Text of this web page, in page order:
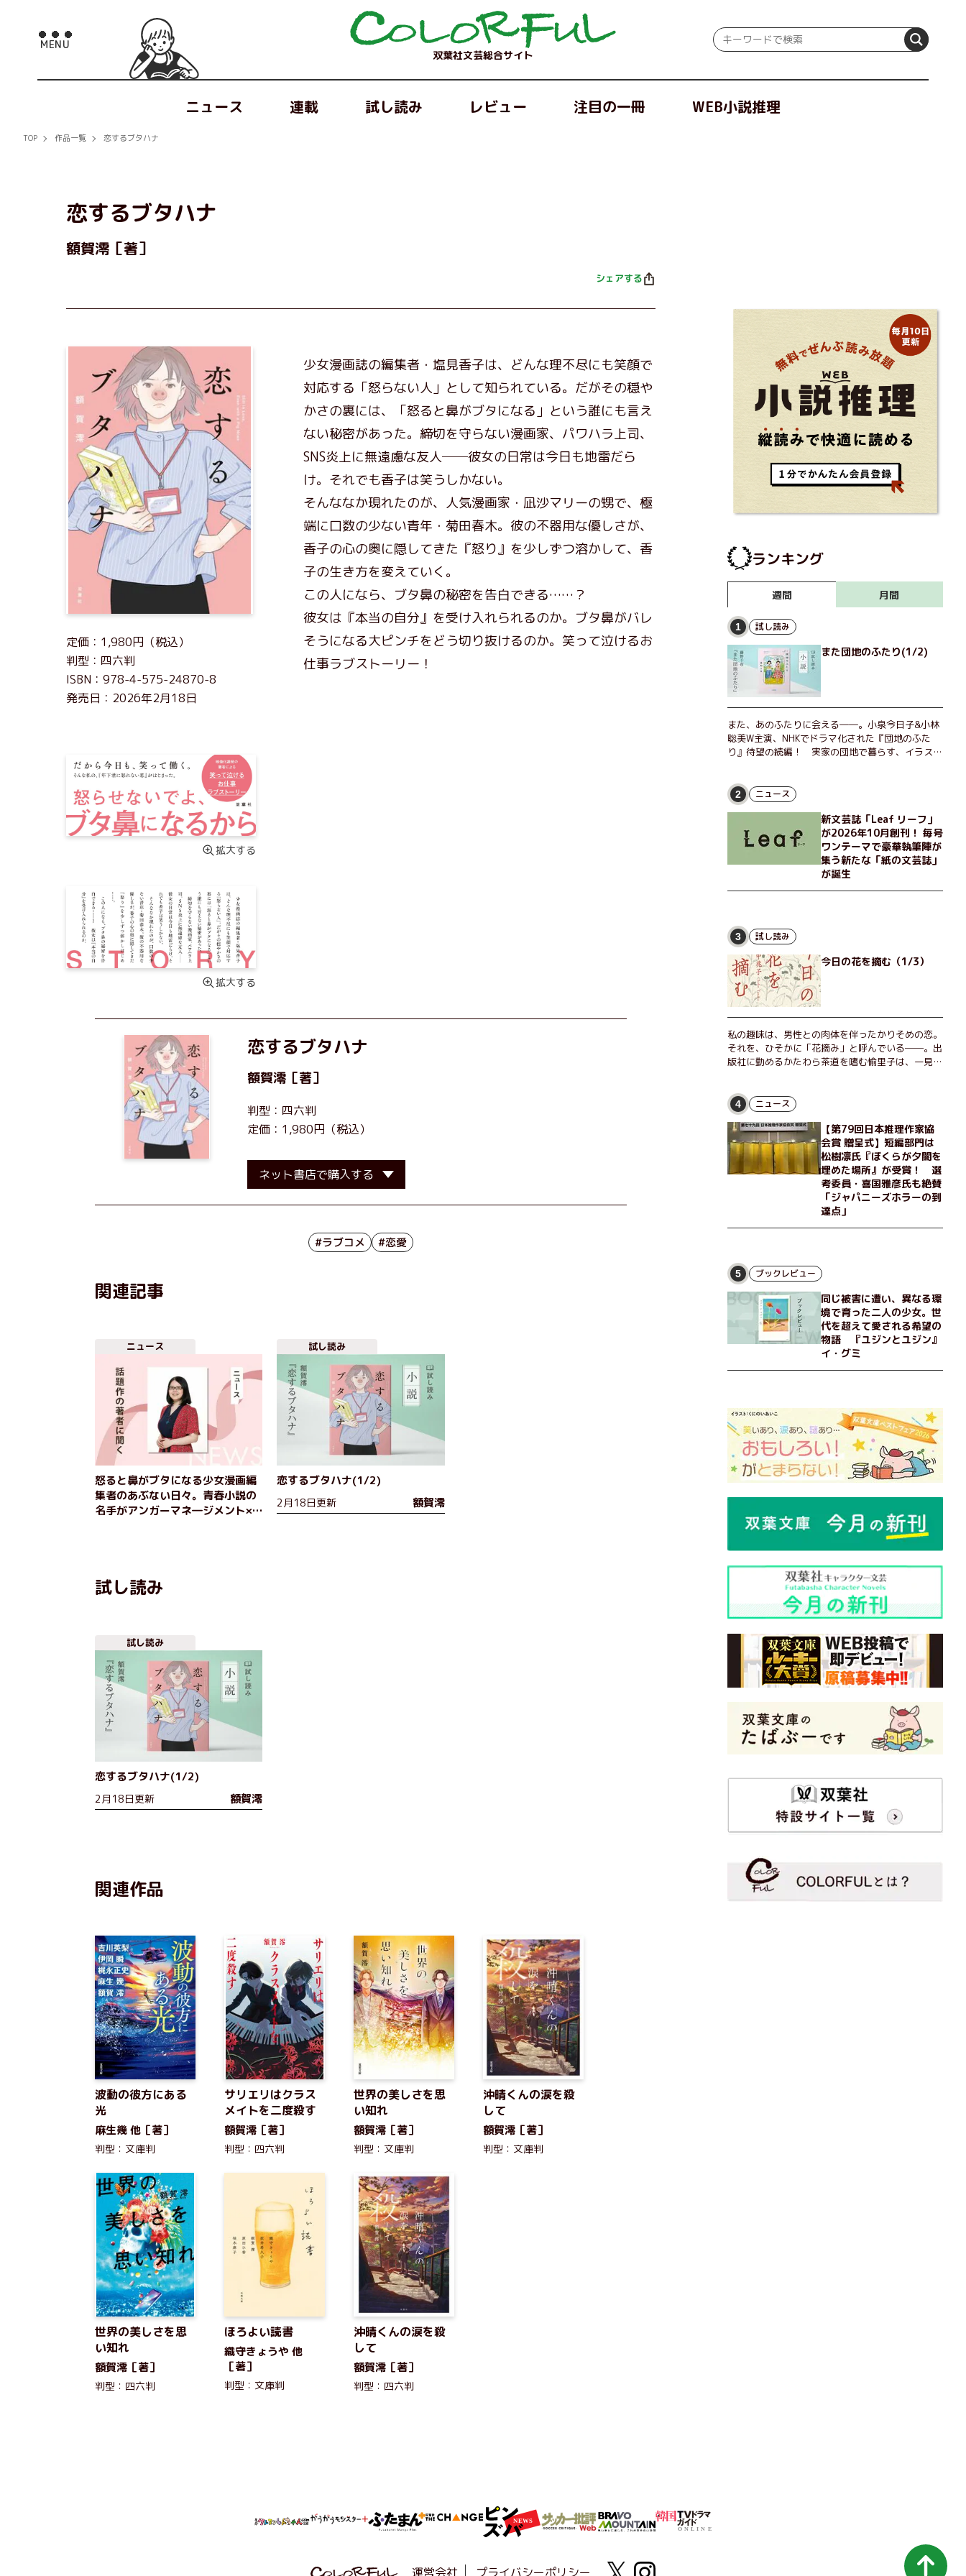
双葉社文芸総合サイト
ニュース 連載 試し読み レビュー 注目の一冊 WEB小説推理
TOP 作品一覧 恋するブタハナ
恋するブタハナ
額賀澪［著］
シェアする
定価：1,980円（税込）
判型：四六判
ISBN：978-4-575-24870-8
発売日：2026年2月18日
少女漫画誌の編集者・塩見香子は、どんな理不尽にも笑顔で
対応する「怒らない人」として知られている。だがその穏や
かさの裏には、「怒ると鼻がブタになる」という誰にも言え
ない秘密があった。締切を守らない漫画家、パワハラ上司、
SNS炎上に無遠慮な友人──彼女の日常は今日も地雷だら
け。それでも香子は笑うしかない。
そんななか現れたのが、人気漫画家・凪沙マリーの甥で、極
端に口数の少ない青年・菊田春木。彼の不器用な優しさが、
香子の心の奥に隠してきた『怒り』を少しずつ溶かして、香
子の生き方を変えていく。
この人になら、ブタ鼻の秘密を告白できる……？
彼女は『本当の自分』を受け入れられるのか。ブタ鼻がバレ
そうになる大ピンチをどう切り抜けるのか。笑って泣けるお
仕事ラブストーリー！
拡大する
拡大する
恋するブタハナ
額賀澪 ［著］
判型：四六判
定価：1,980円（税込）
ネット書店で購入する
#ラブコメ #恋愛
関連記事
ニュース
怒ると鼻がブタになる少女漫画編
集者のあぶない日々。青春小説の
名手がアンガーマネ―ジメント×
試し読み
恋するブタハナ(1/2)
2月18日更新 額賀澪
試し読み
試し読み
恋するブタハナ(1/2)
2月18日更新 額賀澪
関連作品
波動の彼方にある
光
麻生幾 他［著］
判型：文庫判
サリエリはクラス
メイトを二度殺す
額賀澪［著］
判型：四六判
世界の美しさを思
い知れ
額賀澪［著］
判型：文庫判
沖晴くんの涙を殺
して
額賀澪［著］
判型：文庫判
世界の美しさを思
い知れ
額賀澪［著］
判型：四六判
ほろよい読書
織守きょうや 他
［著］
判型：文庫判
沖晴くんの涙を殺
して
額賀澪［著］
判型：四六判
ランキング
週間 月間
1 試し読み
また団地のふたり(1/2)
また、あのふたりに会える――。小泉今日子&小林
聡美W主演、NHKでドラマ化された『団地のふた
り』待望の続編！ 実家の団地で暮らす、イラスト
ょっとした贅沢を楽しんだり、近所のおばちゃんの
恋バナを聞いてあげたり、部屋でふたりだけの「台
湾映画祭」を催したり。50代独身、幼なじみの変
わらぬ友情とささやかな幸せの日々を描く。
2 ニュース
新文芸誌「Leaf リーフ」
が2026年10月創刊！ 毎号
ワンテーマで豪華執筆陣が
集う新たな「紙の文芸誌」
が誕生
3 試し読み
今日の花を摘む（1/3）
私の趣味は、男性との肉体を伴ったかりそめの恋。
それを、ひそかに「花摘み」と呼んでいる──。出
版社に勤めるかたわら茶道を嗜む愉里子は、一見地
を愉しんでいた。そんな愉里子の前に初めて、恋の
終わりを怖れさせる男が現れた。茶の湯の粋人、
70歳の万江島だ。だが彼には、ある秘密があっ
た……。自分の心と身体を偽らない女たちの姿と、
その連帯を描く。赤裸々にして切実な、セクシュア
リティをめぐる物語。
4 ニュース
【第79回日本推理作家協
会賞 贈呈式】短編部門は
松樹凛氏『ぼくらが夕闇を
埋めた場所』が受賞！ 選
考委員・喜国雅彦氏も絶賛
「ジャパニーズホラーの到
達点」
5 ブックレビュー
同じ被害に遭い、異なる環
境で育った二人の少女。世
代を超えて愛される希望の
物語 『ユジンとユジン』
イ・グミ
運営会社 プライバシーポリシー